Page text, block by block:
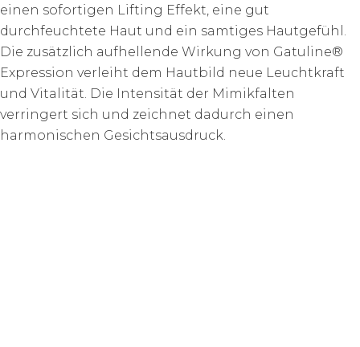
einen sofortigen Lifting Effekt, eine gut
durchfeuchtete Haut und ein samtiges Hautgefühl.
Die zusätzlich aufhellende Wirkung von Gatuline®
Expression verleiht dem Hautbild neue Leuchtkraft
und Vitalität. Die Intensität der Mimikfalten
verringert sich und zeichnet dadurch einen
harmonischen Gesichtsausdruck.